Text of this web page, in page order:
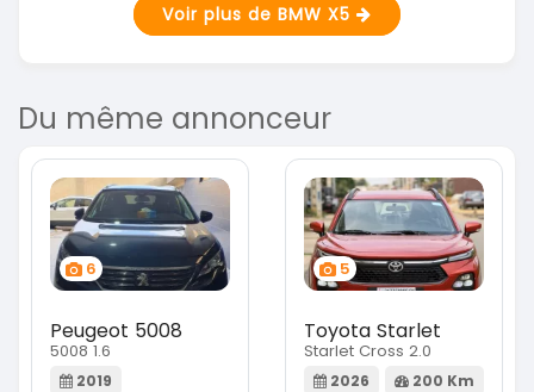
Voir plus de BMW X5
Du même annonceur
6
Peugeot 5008
5008 1.6
2019
5
Toyota Starlet
Starlet Cross 2.0
2026
200 Km